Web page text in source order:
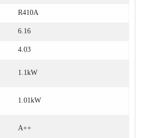
R410A
6.16
4.03
1.1kW
1.01kW
A++